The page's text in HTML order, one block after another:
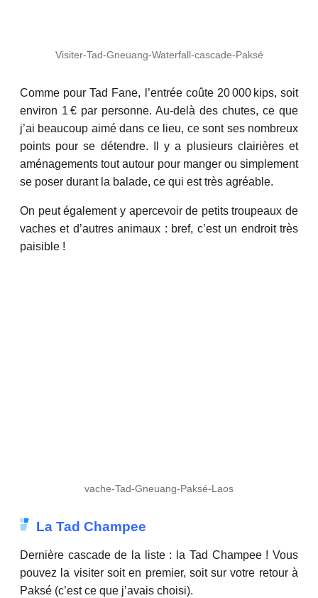
Visiter-Tad-Gneuang-Waterfall-cascade-Paksé
Comme pour Tad Fane, l’entrée coûte 20 000 kips, soit
environ 1 € par personne. Au-delà des chutes, ce que
j’ai beaucoup aimé dans ce lieu, ce sont ses nombreux
points pour se détendre. Il y a plusieurs clairières et
aménagements tout autour pour manger ou simplement
se poser durant la balade, ce qui est très agréable.
On peut également y apercevoir de petits troupeaux de
vaches et d’autres animaux : bref, c’est un endroit très
paisible !
vache-Tad-Gneuang-Paksé-Laos
La Tad Champee
Dernière cascade de la liste : la Tad Champee ! Vous
pouvez la visiter soit en premier, soit sur votre retour à
Paksé (c’est ce que j’avais choisi).